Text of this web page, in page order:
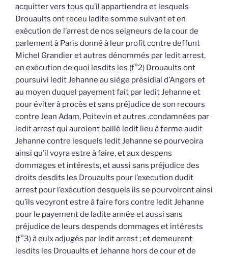
acquitter vers tous qu’il appartiendra et lesquels
Drouaults ont receu ladite somme suivant et en
exécution de l’arrest de nos seigneurs de la cour de
parlement à Paris donné à leur profit contre deffunt
Michel Grandier et autres dénommés par ledit arrest,
en exécution de quoi lesdits les (f°2) Drouaults ont
poursuivi ledit Jehanne au siège présidial d’Angers et
au moyen duquel payement fait par ledit Jehanne et
pour éviter à procès et sans préjudice de son recours
contre Jean Adam, Poitevin et autres .condamnées par
ledit arrest qui auroient baillé ledit lieu à ferme audit
Jehanne contre lesquels ledit Jehanne se pourveoira
ainsi qu’il voyra estre à faire, et aux despens
dommages et intérests, et aussi sans préjudice des
droits desdits les Drouaults pour l’execution dudit
arrest pour l’exécution desquels ils se pourvoiront ainsi
qu’ils veoyront estre à faire fors contre ledit Jehanne
pour le payement de ladite année et aussi sans
préjudice de leurs despends dommages et intérests
(f°3) à eulx adjugés par ledit arrest ; et demeurent
lesdits les Drouaults et Jehanne hors de cour et de